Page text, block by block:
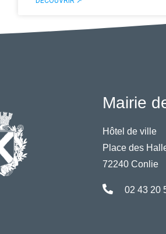
Mairie
Hôtel de ville
Place des
72240 Conlie
02 43 20